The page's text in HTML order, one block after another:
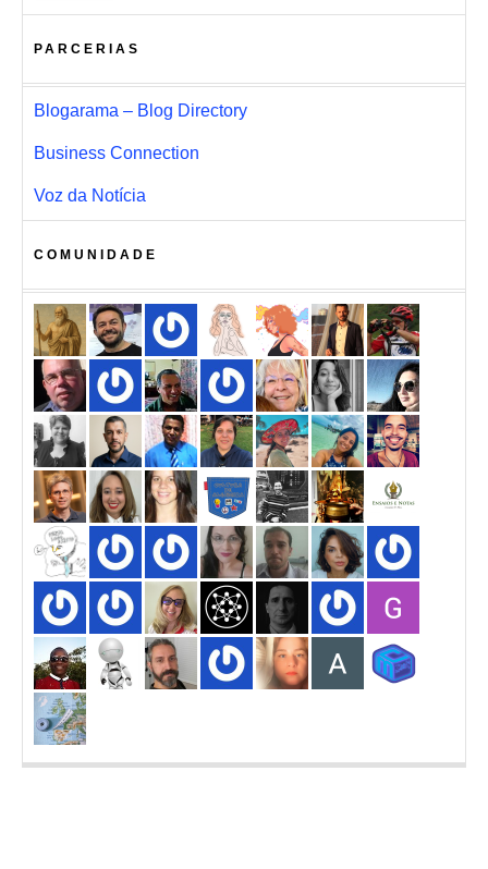
PARCERIAS
Blogarama – Blog Directory
Business Connection
Voz da Notícia
COMUNIDADE